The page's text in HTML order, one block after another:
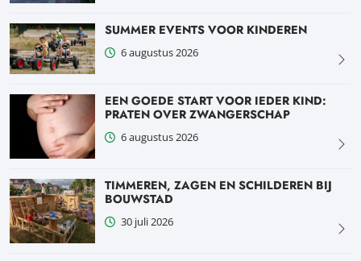
SUMMER EVENTS VOOR KINDEREN
6 augustus 2026
EEN GOEDE START VOOR IEDER KIND:
PRATEN OVER ZWANGERSCHAP
6 augustus 2026
TIMMEREN, ZAGEN EN SCHILDEREN BIJ
BOUWSTAD
30 juli 2026